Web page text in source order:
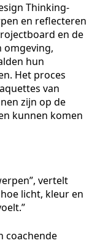
Thinking-
en reflecteren
en de
omgeving,
hun
Het proces
van
zijn op de
kunnen komen
vertelt
licht, kleur en
coachende